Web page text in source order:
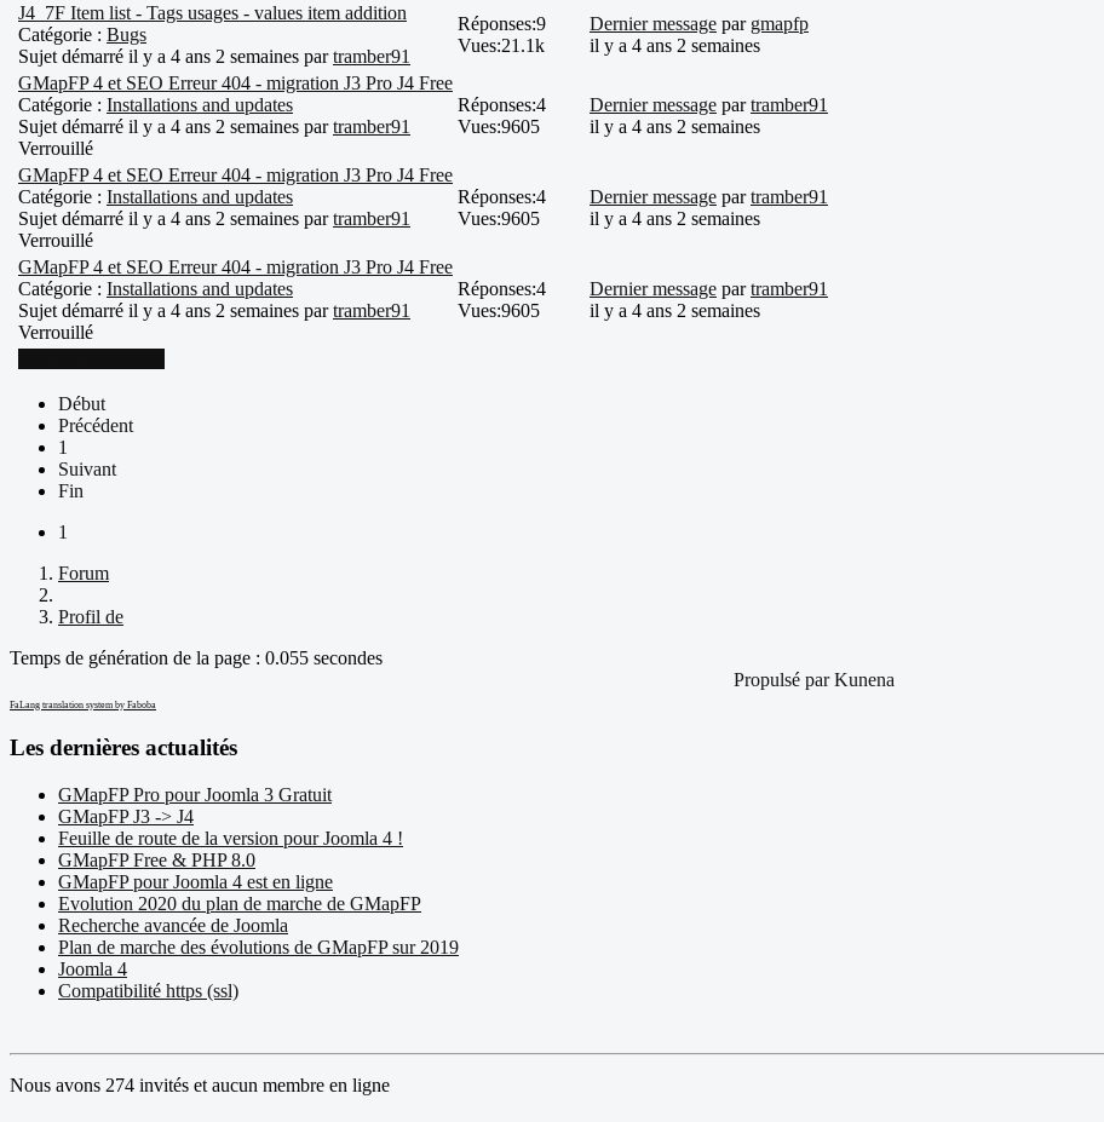
J4_7F Item list - Tags usages - values item addition
Catégorie : Bugs
Sujet démarré il y a 4 ans 2 semaines partramber91
Réponses:9
Vues:21.1k
Dernier message par gmapfp
il y a 4 ans 2 semaines
GMapFP 4 et SEO Erreur 404 - migration J3 Pro J4 Free
Catégorie : Installations and updates
Sujet démarré il y a 4 ans 2 semaines partramber91
Verrouillé
Réponses:4
Vues:9605
Dernier message partramber91
il y a 4 ans 2 semaines
GMapFP 4 et SEO Erreur 404 - migration J3 Pro J4 Free
Catégorie : Installations and updates
Sujet démarré il y a 4 ans 2 semaines partramber91
Verrouillé
Réponses:4
Vues:9605
Dernier message partramber91
il y a 4 ans 2 semaines
GMapFP 4 et SEO Erreur 404 - migration J3 Pro J4 Free
Catégorie : Installations and updates
Sujet démarré il y a 4 ans 2 semaines partramber91
Verrouillé
Réponses:4
Vues:9605
Dernier message partramber91
il y a 4 ans 2 semaines
Début
Précédent
1
Suivant
Fin
1
Forum
Profil de
Temps de génération de la page : 0.055 secondes
Propulsé parKunena
FaLang translation system by Faboba
Les dernières actualités
GMapFP Pro pour Joomla 3 Gratuit
GMapFP J3 -> J4
Feuille de route de la version pour Joomla 4 !
GMapFP Free & PHP 8.0
GMapFP pour Joomla 4 est en ligne
Evolution 2020 du plan de marche de GMapFP
Recherche avancée de Joomla
Plan de marche des évolutions de GMapFP sur 2019
Joomla 4
Compatibilité https (ssl)
Nous avons 274 invités et aucun membre en ligne